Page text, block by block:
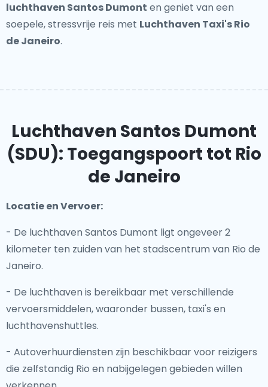
luchthaven Santos Dumont en geniet van een
soepele, stressvrije reis met Luchthaven Taxi's Rio
de Janeiro.
Luchthaven Santos Dumont
(SDU): Toegangspoort tot Rio
de Janeiro
Locatie en Vervoer:
- De luchthaven Santos Dumont ligt ongeveer 2
kilometer ten zuiden van het stadscentrum van Rio de
Janeiro.
- De luchthaven is bereikbaar met verschillende
vervoersmiddelen, waaronder bussen, taxi's en
luchthavenshuttles.
- Autoverhuurdiensten zijn beschikbaar voor reizigers
die zelfstandig Rio en nabijgelegen gebieden willen